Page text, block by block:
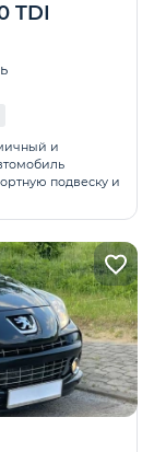
TDI
и
подвеску и